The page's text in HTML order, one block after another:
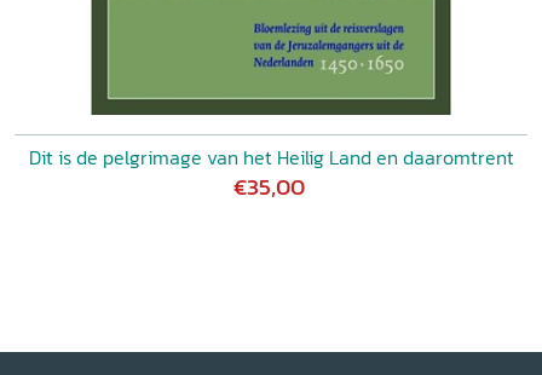
Dit is de pelgrimage van het Heilig Land en daaromtrent
€35,00